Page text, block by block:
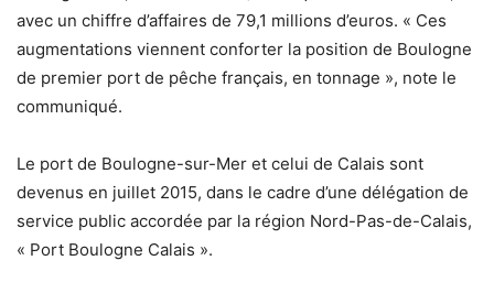
avec un chiffre d’affaires de 79,1 millions d’euros. « Ces
augmentations viennent conforter la position de Boulogne
de premier port de pêche français, en tonnage », note le
communiqué.
Le port de Boulogne-sur-Mer et celui de Calais sont
devenus en juillet 2015, dans le cadre d’une délégation de
service public accordée par la région Nord-Pas-de-Calais,
« Port Boulogne Calais ».